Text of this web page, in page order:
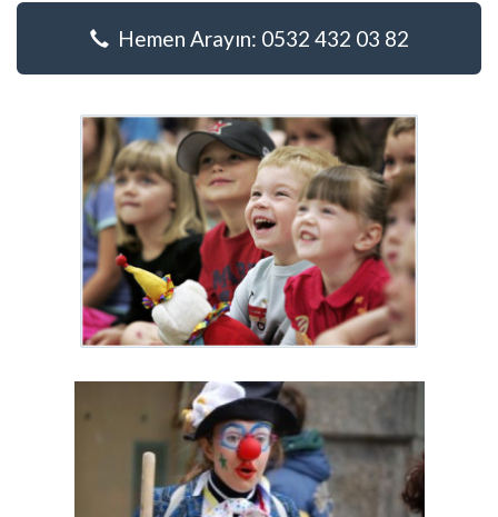
Hemen Arayın: 0532 432 03 82